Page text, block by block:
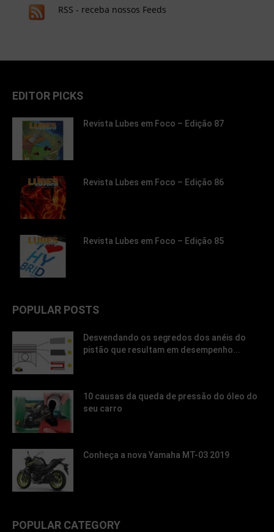
RSS - receba nossos Feeds
EDITOR PICKS
Revista Lubes em Foco – Edição 87
Revista Lubes em Foco – Edição 86
Revista Lubes em Foco – Edição 85
POPULAR POSTS
Desvendando os segredos dos anéis do
pistão que resultam em desempenho...
10 causas da queda de pressão do óleo do
seu carro
Conheça a nova Yamaha MT-03 2019
POPULAR CATEGORY